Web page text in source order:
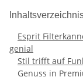
Esprit
genial
Stil trifft auf
Genuss in